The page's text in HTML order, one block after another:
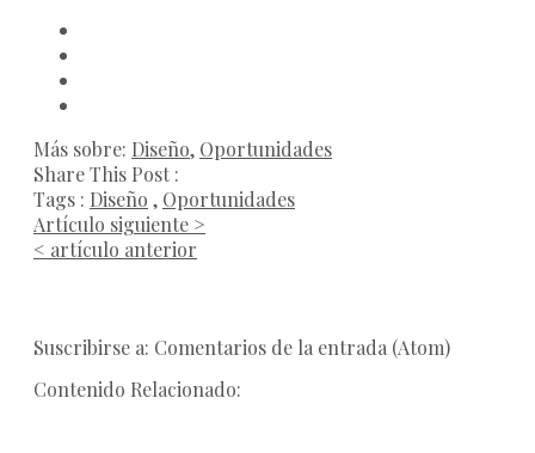
Más sobre: Diseño, Oportunidades
Share This Post :
Tags : Diseño , Oportunidades
Artículo siguiente >
< artículo anterior
Suscribirse a: Comentarios de la entrada (Atom)
Contenido Relacionado: